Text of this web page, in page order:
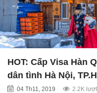
HOT: Cấp Visa Hàn
dân tình Hà Nội,
04 Th11, 2019 2.2K